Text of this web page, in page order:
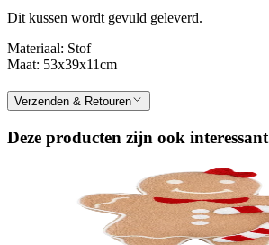
Dit kussen wordt gevuld geleverd.
Materiaal: Stof
Maat: 53x39x11cm
Verzenden & Retouren
Deze producten zijn ook interessant